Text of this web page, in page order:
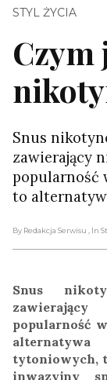
STYL ŻYCIA
Czym
Snus
zawierający
popularność
to
By Redakcja Serwisu , In
Snus
popularność
tytoniowych,
inwazyjny